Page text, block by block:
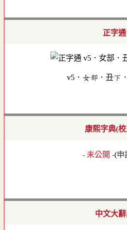
正字通
v5．女部．丑下
康熙字典(
- 未公開 -(申
中文大